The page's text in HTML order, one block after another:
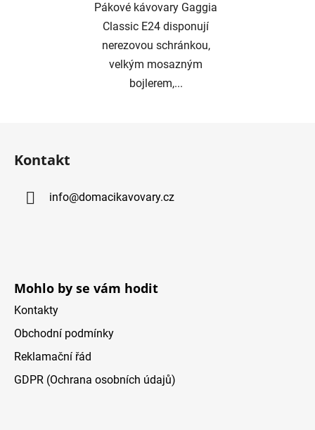
Pákové kávovary Gaggia
Classic E24 disponují
nerezovou schránkou,
velkým mosazným
bojlerem,...
Kontakt
info@domacikavovary.cz
Mohlo by se vám hodit
Kontakty
Obchodní podmínky
Reklamační řád
GDPR (Ochrana osobních údajů)